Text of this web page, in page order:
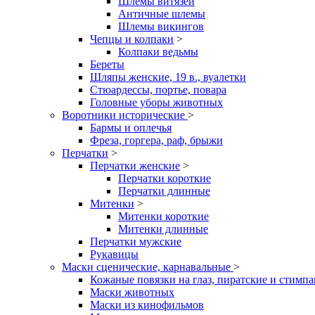
Античные шлемы
Шлемы викингов
Чепцы и колпаки >
Колпаки ведьмы
Береты
Шляпы женские, 19 в., вуалетки
Стюардессы, портье, повара
Головные уборы животных
Воротники исторические >
Бармы и оплечья
Фреза, горгера, раф, брыжи
Перчатки >
Перчатки женские >
Перчатки короткие
Перчатки длинные
Митенки >
Митенки короткие
Митенки длинные
Перчатки мужские
Рукавицы
Маски сценические, карнавальные >
Кожаные повязки на глаз, пиратские и
Маски животных
Маски из кинофильмов